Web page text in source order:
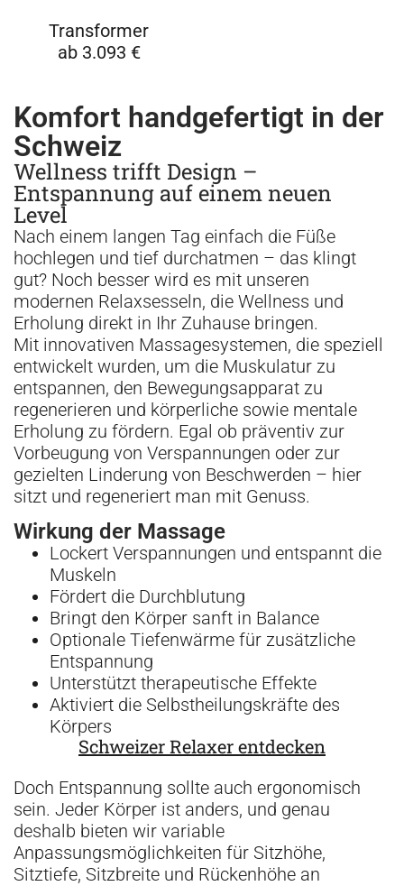
Transformer
ab 3.093 €
Komfort handgefertigt in der
Schweiz
Wellness trifft Design –
Entspannung auf einem neuen
Level
Nach einem langen Tag einfach die Füße
hochlegen und tief durchatmen – das klingt
gut? Noch besser wird es mit unseren
modernen Relaxsesseln, die Wellness und
Erholung direkt in Ihr Zuhause bringen.
Mit innovativen Massagesystemen, die speziell
entwickelt wurden, um die Muskulatur zu
entspannen, den Bewegungsapparat zu
regenerieren und körperliche sowie mentale
Erholung zu fördern. Egal ob präventiv zur
Vorbeugung von Verspannungen oder zur
gezielten Linderung von Beschwerden – hier
sitzt und regeneriert man mit Genuss.
Wirkung der Massage
Lockert Verspannungen und entspannt die
Muskeln
Fördert die Durchblutung
Bringt den Körper sanft in Balance
Optionale Tiefenwärme für zusätzliche
Entspannung
Unterstützt therapeutische Effekte
Aktiviert die Selbstheilungskräfte des
Körpers
Schweizer Relaxer entdecken
Doch Entspannung sollte auch ergonomisch
sein. Jeder Körper ist anders, und genau
deshalb bieten wir variable
Anpassungsmöglichkeiten für Sitzhöhe,
Sitztiefe, Sitzbreite und Rückenhöhe an